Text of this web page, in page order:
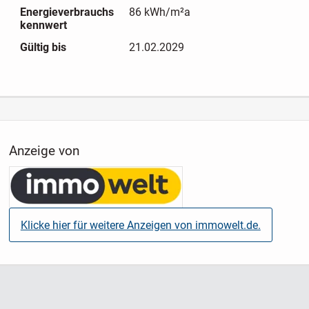
Bitte beachten Sie, dass aus Rücksicht auf die Privatsphäre
der derzeitigen Mieter nicht alle Räume fotografisch
dargestellt werden. Zudem befinden sich die Bewohner
Wohnen mit einer guten Infrastruktur. Die nahegelegene
umliegenden Städte und macht das Haus auch für
Berufspendler besonders attraktiv. Einziehen und
wohlfühlen
Energieverbrauchs
kennwert
86 kWh/m²a
Gültig bis 21.02.2029
Anzeige von
Klicke hier für weitere Anzeigen von immowelt.de.